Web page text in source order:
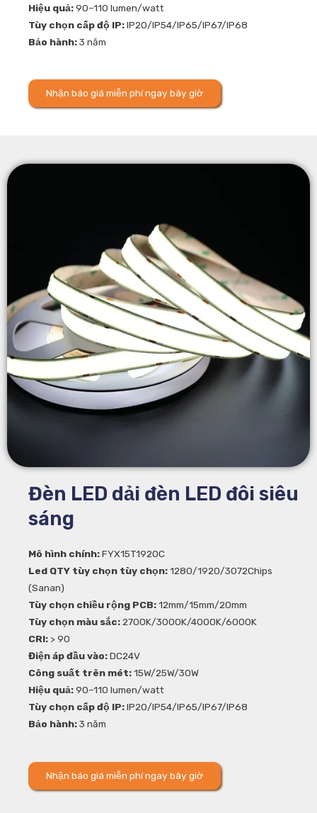
Hiệu quả:90–110 lumen/watt
Tùy chọn cấp độ IP:IP20/IP54/IP65/IP67/IP68
Bảo hành:3 năm
Nhận báo giá miễn phí ngay bây giờ
Đèn LED dải đèn LED đôi siêu
sáng
Mô hình chính:FYX15T1920C
Led QTY tùy chọn tùy chọn:1280/1920/3072Chips
(Sanan)
Tùy chọn chiều rộng PCB:12mm/15mm/20mm
Tùy chọn màu sắc:2700K/3000K/4000K/6000K
CRI: > 90
Điện áp đầu vào:DC24V
Công suất trên mét:15W/25W/30W
Hiệu quả:90–110 lumen/watt
Tùy chọn cấp độ IP:IP20/IP54/IP65/IP67/IP68
Bảo hành:3 năm
Nhận báo giá miễn phí ngay bây giờ